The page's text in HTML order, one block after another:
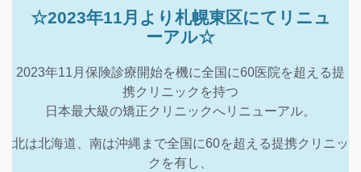
☆2023年11月より札幌東区にてリニュ
ーアル☆
2023年11月保険診療開始を機に全国に60医院を超える提
携クリニックを持つ
日本最大級の矯正クリニックへリニューアル。
北は北海道、南は沖縄まで全国に60を超える提携クリニッ
クを有し、